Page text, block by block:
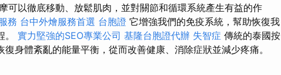
可以徹底移動、放鬆肌肉，並對關節和循環系統產生有益的作
務 台中外燴服務首選 台胞證 它增強我們的免疫系統，幫助恢復我
。 實力堅強的SEO專業公司 基隆台胞證代辦 失智症 傳統的泰國按
身體紊亂的能量平衡，從而改善健康、消除症狀並減少疼痛。